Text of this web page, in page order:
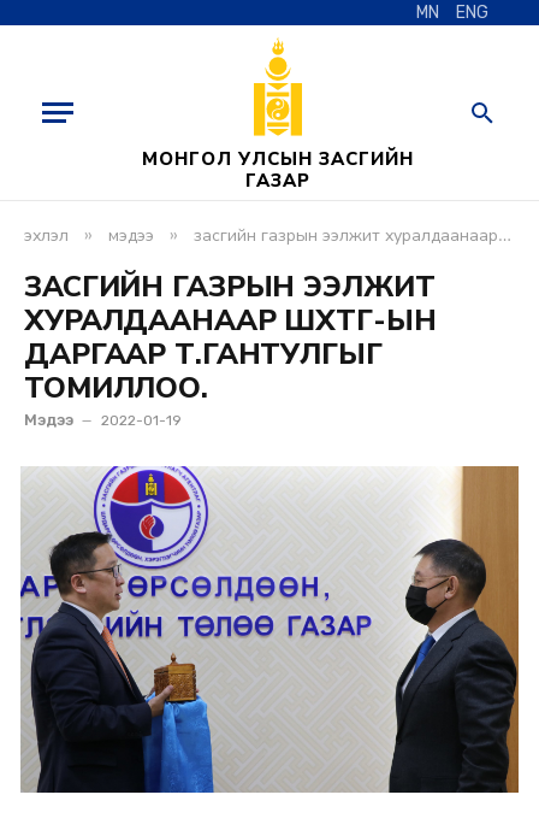
MN ENG
МОНГОЛ УЛСЫН ЗАСГИЙН
ГАЗАР
эхлэл » мэдээ » засгийн газрын ээлжит хуралдаанаар шөхтг-ын даргаар т.гантулгыг томиллоо.
ЗАСГИЙН ГАЗРЫН ЭЭЛЖИТ
ХУРАЛДААНААР ШӨХТГ-ЫН
ДАРГААР Т.ГАНТУЛГЫГ
ТОМИЛЛОО.
Мэдээ 2022-01-19